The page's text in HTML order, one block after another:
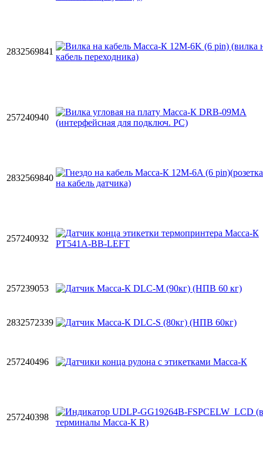
2832569841
257240940
2832569840
257240932
257239053
2832572339
257240496
257240398